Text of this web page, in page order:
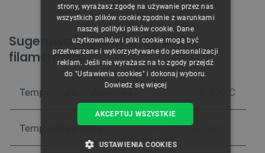
Sugerowane parametry druku
filamentem
Temperatura drukowania Od 190°C do 230°C
Temperatura stołu Od 25°C do 60°C
ENGLISH
GERMAN
strony, wyrażasz zgodę na używanie przez nas
wszystkich plików cookie zgodnie z warunkami
naszej polityki plików cookie. Dane
użytkowników i pliki cookie mogą być
przetwarzane i wykorzystywane do personalizacji
reklam. Jeśli nie wyrażasz na to zgody przejdź
do "Ustawienia cookies" i dokonaj wyboru.
Dowiedz się więcej
AKCEPTUJ WSZYSTKIE
USTAWIENIA COOKIES